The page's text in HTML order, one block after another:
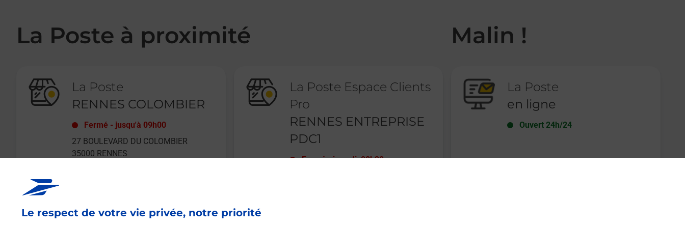
Le respect de votre vie privée, notre priorité
La Poste à proximité
La Poste
RENNES COLOMBIER
Fermé - jusqu'à 09h00
27 BOULEVARD DU COLOMBIER
35000 RENNES
En savoir plus
La Poste Espace Clients
Pro
RENNES ENTREPRISE
PDC1
Fermé-jusqu'à 08h30
Malin !
La Poste
en ligne
Ouvert 24h/24